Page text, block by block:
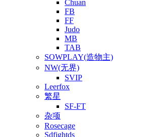
Chuan
FB
FF
Judo
MB
TAB
SOWPLAY(造物主)
NW(无界)
SVIP
Leerfox
繁星
SF-FT
杂项
Rosecage
Sdfightds